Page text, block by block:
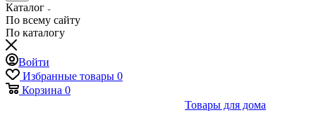
Каталог
По всему сайту
По каталогу
Войти
Избранные товары 0
Корзина 0
Товары для дома